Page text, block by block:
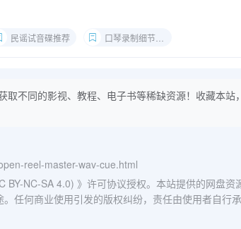
民谣试音碟推荐 口琴录制细节测试
不同的影视、教程、电子书等稀缺资源！收藏本站
reel-master-wav-cue.html
BY-NC-SA 4.0) 》许可协议授权。本站提供的网盘资
任何商业使用引发的版权纠纷，责任由使用者自行